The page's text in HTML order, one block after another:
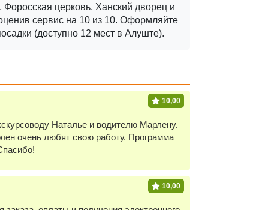
церковь, Ханский дворец и
сервис на 10 из 10. Оформляйте
(доступно 12 мест в Алуште).
10,00
Наталье и водителю Марлену.
очень любят свою работу. Программа
10,00